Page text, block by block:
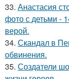
33. Анастасия
фото с детьми -
верой.
34. Скандал в
обвинения.
35. Создатели